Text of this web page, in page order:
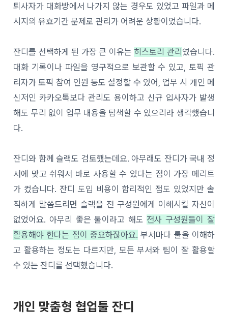
퇴사자가 대화방에서 나가지 않는 경우도 있었고 파일과 메
시지의 유효기간 문제로 관리가 어려운 상황이었습니다.
잔디를 선택하게 된 가장 큰 이유는 히스토리 관리였습니다.
대화 기록이나 파일을 영구적으로 보관할 수 있고, 토픽 관
리자가 토픽 참여 인원 등도 설정할 수 있어, 업무 시 개인 메
신저인 카카오톡보다 관리도 용이하고 신규 입사자가 발생
해도 무리 없이 업무 내용을 탐색할 수 있으리라 생각했습니
다.
잔디와 함께 슬랙도 검토했는데요. 아무래도 잔디가 국내 정
서에 맞고 쉬워서 바로 사용할 수 있다는 점이 가장 메리트
가 컸습니다. 잔디 도입 비용이 합리적인 점도 있었지만 솔
직하게 말씀드리면 슬랙을 전 구성원에게 이해시킬 자신이
없었어요. 아무리 좋은 툴이라고 해도 전사 구성원들이 잘
활용해야 한다는 점이 중요하잖아요. 부서마다 툴을 이해하
고 활용하는 정도는 다르지만, 모든 부서와 팀이 잘 활용할
수 있는 잔디를 선택했습니다.
개인 맞춤형 협업툴 잔디